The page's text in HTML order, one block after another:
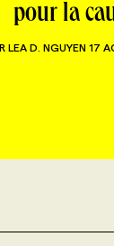
LES
pour la
LEA D. NGUYEN 17